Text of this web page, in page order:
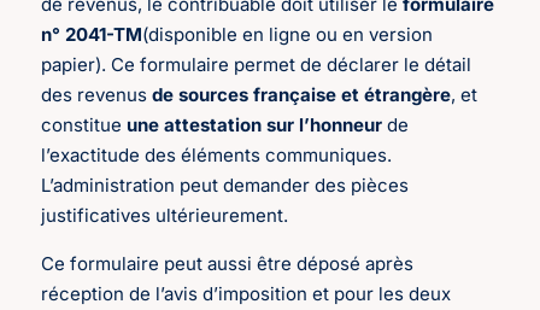
de revenus, le contribuable doit utiliser leformulaire
n° 2041-TM(disponible en ligne ou en version
papier). Ce formulaire permet de déclarer le détail
des revenusde sources française et étrangère, et
constitue une attestation sur l’honneur de
l’exactitude des éléments communiques.
L’administration peut demander des pièces
justificatives ultérieurement.
Ce formulaire peut aussi être déposé après
réception de l’avis d’imposition et pour les deux